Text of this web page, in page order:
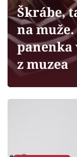
Sledujte
Filmový
Mámy sobě
Škrábe,
na
z muzea